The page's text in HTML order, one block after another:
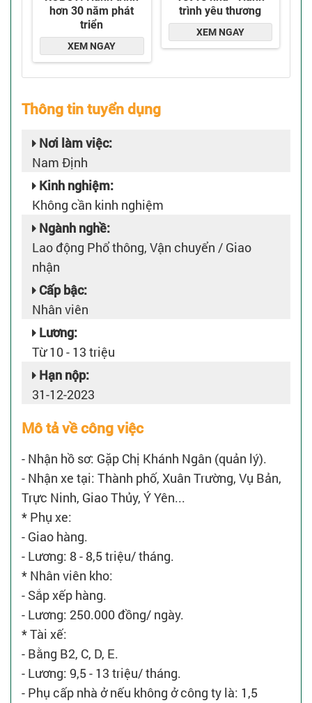
Thông tin tuyển dụng
Nơi làm việc:
Nam Định
Kinh nghiệm:
Không cần kinh nghiệm
Ngành nghề:
Lao động Phổ thông, Vận chuyển / Giao
nhận
Cấp bậc:
Nhân viên
Lương:
Từ 10 - 13 triệu
Hạn nộp:
31-12-2023
Mô tả về công việc
- Nhận hồ sơ: Gặp Chị Khánh Ngân (quản lý).
- Nhận xe tại: Thành phố, Xuân Trường, Vụ Bản,
Trực Ninh, Giao Thủy, Ý Yên...
* Phụ xe:
- Giao hàng.
- Lương: 8 - 8,5 triệu/ tháng.
* Nhân viên kho:
- Sắp xếp hàng.
- Lương: 250.000 đồng/ ngày.
* Tài xế:
- Bằng B2, C, D, E.
- Lương: 9,5 - 13 triệu/ tháng.
- Phụ cấp nhà ở nếu không ở công ty là: 1,5